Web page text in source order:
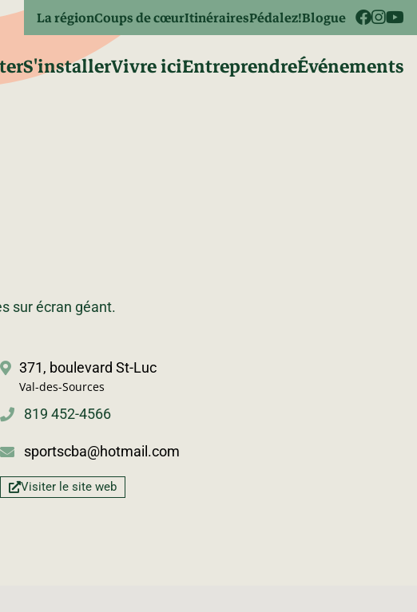
La régionCoups de cœurItinérairesPédalez!Blogue
S'installerVivre iciEntreprendreÉvénements
sur écran géant.
371, boulevard St-Luc
Val-des-Sources
819 452-4566
sportscba@hotmail.com
Visiter le site web